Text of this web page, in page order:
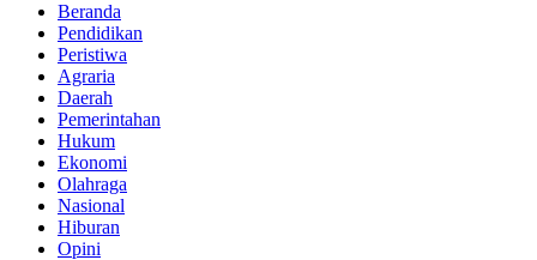
Beranda
Pendidikan
Peristiwa
Agraria
Daerah
Pemerintahan
Hukum
Ekonomi
Olahraga
Nasional
Hiburan
Opini